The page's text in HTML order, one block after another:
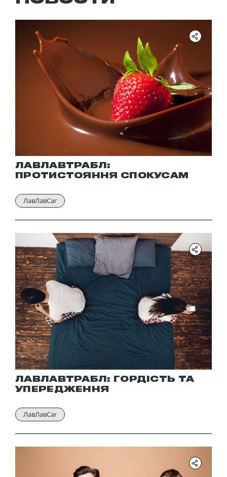
ЛАВЛАВТРАБЛ:
ПРОТИСТОЯННЯ СПОКУСАМ
ЛавЛавCar
ЛАВЛАВТРАБЛ: ГОРДІСТЬ ТА
УПЕРЕДЖЕННЯ
ЛавЛавCar